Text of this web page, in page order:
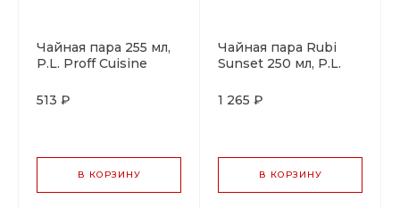
Чайная пара 255 мл,
P.L. Proff Cuisine
513 ₽
В КОРЗИНУ
Чайная пара Rubi
Sunset 250 мл, P.L.
1 265 ₽
В КОРЗИНУ